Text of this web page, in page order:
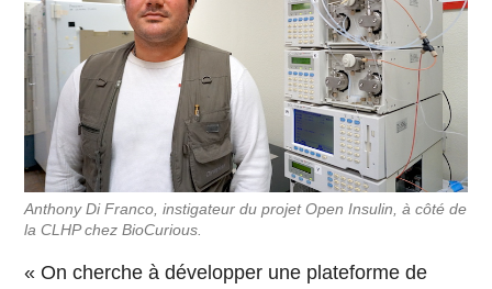
Anthony Di Franco, instigateur du projet Open Insulin, à côté de
la CLHP chez BioCurious.
« On cherche à développer une plateforme de